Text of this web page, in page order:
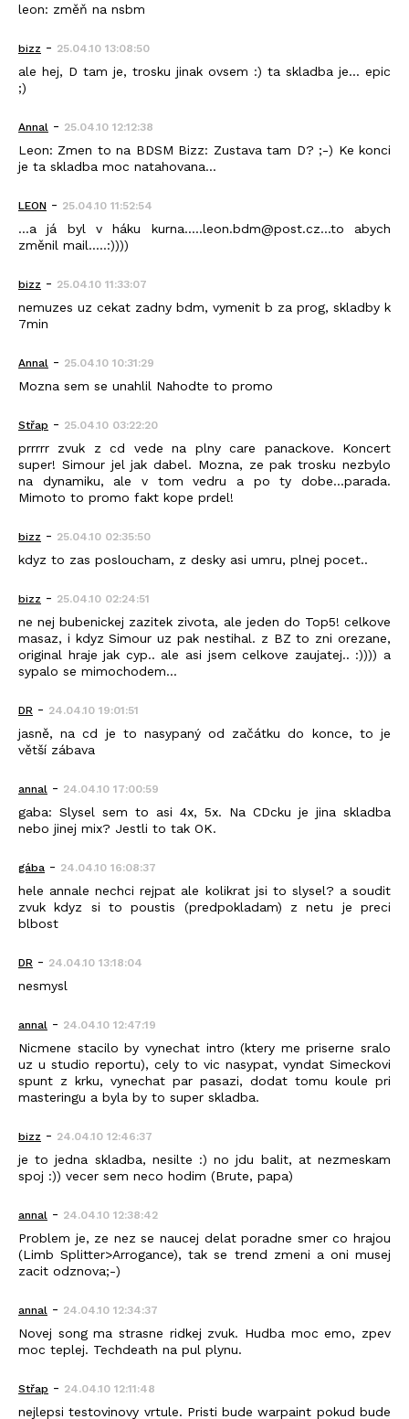
leon: změň na nsbm
bizz - 25.04.10 13:08:50
ale hej, D tam je, trosku jinak ovsem :) ta skladba je... epic
;)
Annal - 25.04.10 12:12:38
Leon: Zmen to na BDSM Bizz: Zustava tam D? ;-) Ke konci
je ta skladba moc natahovana...
LEON - 25.04.10 11:52:54
...a já byl v háku kurna.....leon.bdm@post.cz...to abych
změnil mail.....:))))
bizz - 25.04.10 11:33:07
nemuzes uz cekat zadny bdm, vymenit b za prog, skladby k
7min
Annal - 25.04.10 10:31:29
Mozna sem se unahlil Nahodte to promo
Střap - 25.04.10 03:22:20
prrrrr zvuk z cd vede na plny care panackove. Koncert
super! Simour jel jak dabel. Mozna, ze pak trosku nezbylo
na dynamiku, ale v tom vedru a po ty dobe...parada.
Mimoto to promo fakt kope prdel!
bizz - 25.04.10 02:35:50
kdyz to zas posloucham, z desky asi umru, plnej pocet..
bizz - 25.04.10 02:24:51
ne nej bubenickej zazitek zivota, ale jeden do Top5! celkove
masaz, i kdyz Simour uz pak nestihal. z BZ to zni orezane,
original hraje jak cyp.. ale asi jsem celkove zaujatej.. :)))) a
sypalo se mimochodem...
DR - 24.04.10 19:01:51
jasně, na cd je to nasypaný od začátku do konce, to je
větší zábava
annal - 24.04.10 17:00:59
gaba: Slysel sem to asi 4x, 5x. Na CDcku je jina skladba
nebo jinej mix? Jestli to tak OK.
gába - 24.04.10 16:08:37
hele annale nechci rejpat ale kolikrat jsi to slysel? a soudit
zvuk kdyz si to poustis (predpokladam) z netu je preci
blbost
DR - 24.04.10 13:18:04
nesmysl
annal - 24.04.10 12:47:19
Nicmene stacilo by vynechat intro (ktery me priserne sralo
uz u studio reportu), cely to vic nasypat, vyndat Simeckovi
spunt z krku, vynechat par pasazi, dodat tomu koule pri
masteringu a byla by to super skladba.
bizz - 24.04.10 12:46:37
je to jedna skladba, nesilte :) no jdu balit, at nezmeskam
spoj :)) vecer sem neco hodim (Brute, papa)
annal - 24.04.10 12:38:42
Problem je, ze nez se naucej delat poradne smer co hrajou
(Limb Splitter>Arrogance), tak se trend zmeni a oni musej
zacit odznova;-)
annal - 24.04.10 12:34:37
Novej song ma strasne ridkej zvuk. Hudba moc emo, zpev
moc teplej. Techdeath na pul plynu.
Střap - 24.04.10 12:11:48
nejlepsi testovinovy vrtule. Pristi bude warpaint pokud bude